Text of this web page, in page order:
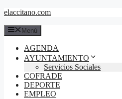
Saltar
contenido
elaccitano.com
Menú
AGENDA
AYUNTAMIENTO
Servicios Sociales
COFRADE
DEPORTE
EMPLEO